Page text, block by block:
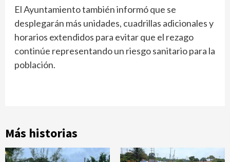
El Ayuntamiento también informó que se
desplegarán más unidades, cuadrillas adicionales y
horarios extendidos para evitar que el rezago
continúe representando un riesgo sanitario para la
población.
Más historias